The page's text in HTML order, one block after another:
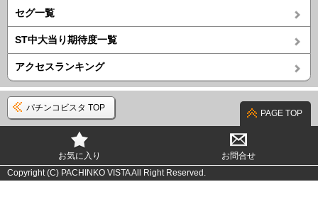
セグ一覧
ST中大当り期待度一覧
アクセスランキング
パチンコビスタ TOP
PAGE TOP
お気に入り
お問合せ
Copyright (C) PACHINKO VISTA All Right Reserved.